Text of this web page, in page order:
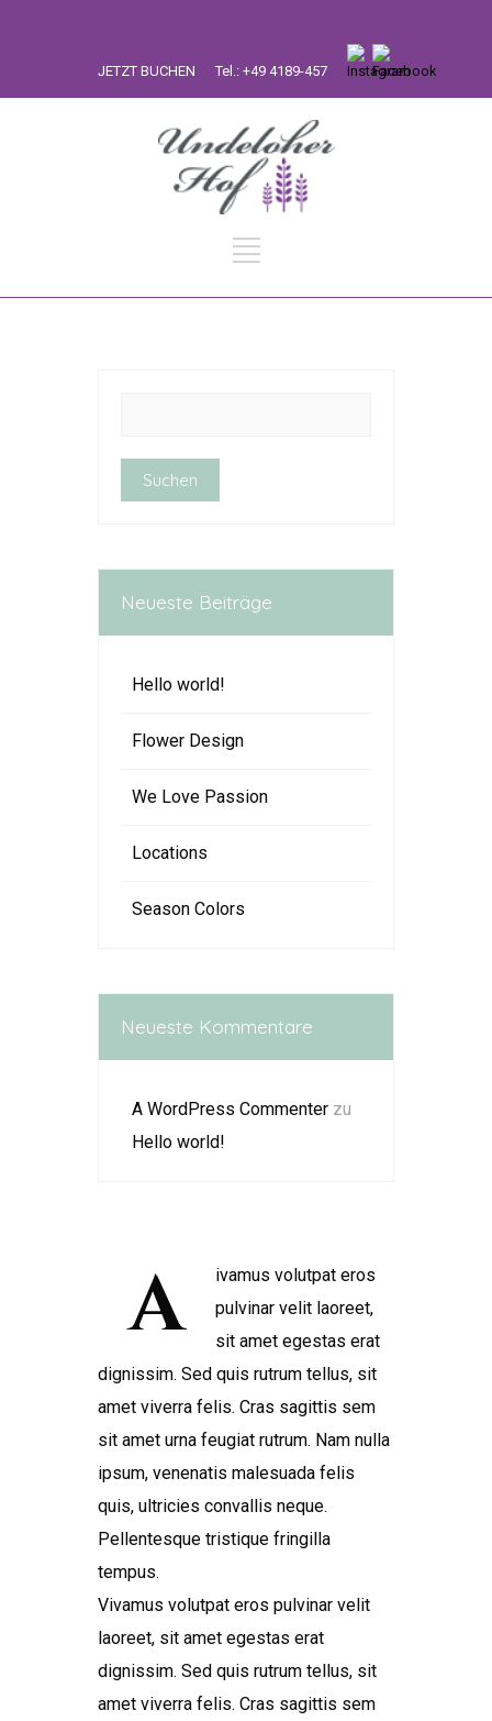
JETZT BUCHEN Tel.: +49 4189-457
Neueste Beiträge
Hello world!
Flower Design
We Love Passion
Locations
Season Colors
Neueste Kommentare
A WordPress Commenter zu
Hello world!
A
ivamus volutpat eros
pulvinar velit laoreet,
sit amet egestas erat
dignissim. Sed quis rutrum tellus, sit
amet viverra felis. Cras sagittis sem
sit amet urna feugiat rutrum. Nam nulla
ipsum, venenatis malesuada felis
quis, ultricies convallis neque.
Pellentesque tristique fringilla
tempus.
Vivamus volutpat eros pulvinar velit
laoreet, sit amet egestas erat
dignissim. Sed quis rutrum tellus, sit
amet viverra felis. Cras sagittis sem